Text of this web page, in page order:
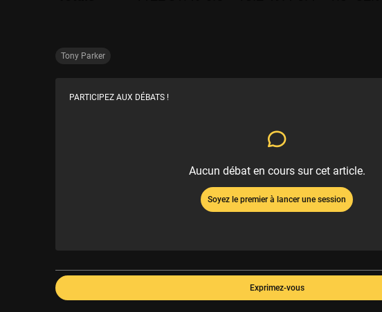
Tony Parker
PARTICIPEZ AUX DÉBATS !
Aucun débat en cours sur cet article.
Soyez le premier à lancer une session
Exprimez-vous